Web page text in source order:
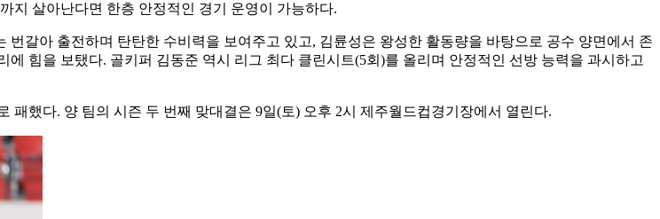
지 살아난다면 한층 안정적인 경기 운영이 가능하다.
갈아 출전하며 탄탄한 수비력을 보여주고 있고, 김륜성은 왕성한 활동량을 바탕으로 공수 양면에서 존
힘을 보탰다. 골키퍼 김동준 역시 리그 최다 클린시트(5회)를 올리며 안정적인 선방 능력을 과시하고
했다. 양 팀의 시즌 두 번째 맞대결은 9일(토) 오후 2시 제주월드컵경기장에서 열린다.